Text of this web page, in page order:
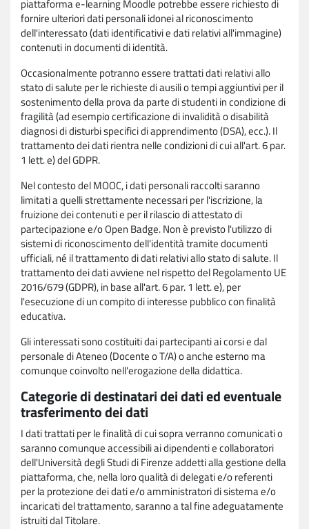
piattaforma e-learning Moodle potrebbe essere richiesto di
fornire ulteriori dati personali idonei al riconoscimento
dell'interessato (dati identificativi e dati relativi all'immagine)
contenuti in documenti di identità.
Occasionalmente potranno essere trattati dati relativi allo
stato di salute per le richieste di ausili o tempi aggiuntivi per il
sostenimento della prova da parte di studenti in condizione di
fragilità (ad esempio certificazione di invalidità o disabilità
diagnosi di disturbi specifici di apprendimento (DSA), ecc.). Il
trattamento dei dati rientra nelle condizioni di cui all'art. 6 par.
1 lett. e) del GDPR.
Nel contesto del MOOC, i dati personali raccolti saranno
limitati a quelli strettamente necessari per l'iscrizione, la
fruizione dei contenuti e per il rilascio di attestato di
partecipazione e/o Open Badge. Non è previsto l'utilizzo di
sistemi di riconoscimento dell'identità tramite documenti
ufficiali, né il trattamento di dati relativi allo stato di salute. Il
trattamento dei dati avviene nel rispetto del Regolamento UE
2016/679 (GDPR), in base all'art. 6 par. 1 lett. e), per
l'esecuzione di un compito di interesse pubblico con finalità
educativa.
Gli interessati sono costituiti dai partecipanti ai corsi e dal
personale di Ateneo (Docente o T/A) o anche esterno ma
comunque coinvolto nell'erogazione della didattica.
Categorie di destinatari dei dati ed eventuale
trasferimento dei dati
I dati trattati per le finalità di cui sopra verranno comunicati o
saranno comunque accessibili ai dipendenti e collaboratori
dell'Università degli Studi di Firenze addetti alla gestione della
piattaforma, che, nella loro qualità di delegati e/o referenti
per la protezione dei dati e/o amministratori di sistema e/o
incaricati del trattamento, saranno a tal fine adeguatamente
istruiti dal Titolare.